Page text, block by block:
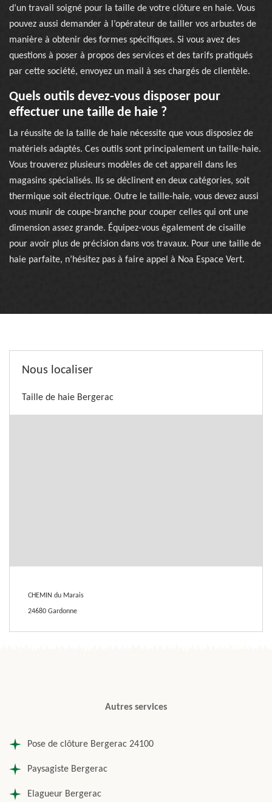
d’un travail soigné pour la taille de votre clôture en haie. Vous
pouvez aussi demander à l’opérateur de tailler vos arbustes de
manière à obtenir des formes spécifiques. Si vous avez des
questions à poser à propos des services et des tarifs pratiqués
par cette société, envoyez un mail à ses chargés de clientèle.
Quels outils devez-vous disposer pour
effectuer une taille de haie ?
La réussite de la taille de haie nécessite que vous disposiez de
matériels adaptés. Ces outils sont principalement un taille-haie.
Vous trouverez plusieurs modèles de cet appareil dans les
magasins spécialisés. Ils se déclinent en deux catégories, soit
thermique soit électrique. Outre le taille-haie, vous devez aussi
vous munir de coupe-branche pour couper celles qui ont une
dimension assez grande. Équipez-vous également de cisaille
pour avoir plus de précision dans vos travaux. Pour une taille de
haie parfaite, n’hésitez pas à faire appel à Noa Espace Vert.
Nous localiser
Taille de haie Bergerac
CHEMIN du Marais
24680 Gardonne
Autres services
Pose de clôture Bergerac 24100
Paysagiste Bergerac
Elagueur Bergerac